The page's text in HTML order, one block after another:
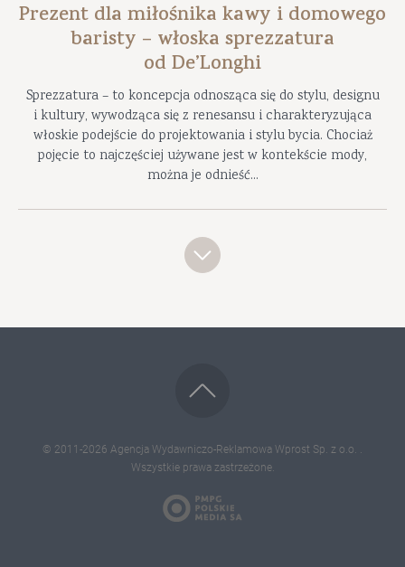
Prezent dla miłośnika kawy i domowego
baristy – włoska sprezzatura
od De’Longhi
Sprezzatura – to koncepcja odnosząca się do stylu, designu
i kultury, wywodząca się z renesansu i charakteryzująca
włoskie podejście do projektowania i stylu bycia. Chociaż
pojęcie to najczęściej używane jest w kontekście mody,
można je odnieść...
© 2011-2026 Agencja Wydawniczo-Reklamowa Wprost Sp. z o.o. .
Wszystkie prawa zastrzeżone.